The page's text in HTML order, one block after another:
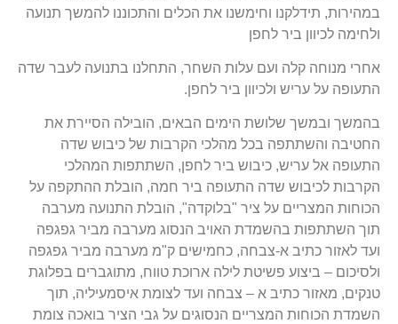
במהירות, תידלקנו וחימשנו את הכלים והתכוננו להמשך תנועה
ולחימה לכיוון ביר לחפן
אחרי מנוחה קלה ועם עלות השחר, התחלנו בתנועה לעבר שדה
התעופה על עריש ולכיוון ביר לחפן.
בהמשך ובמשך שלושת הימים הבאים, הובילה הסיירת את
החטיבה והשתתפה בכל מהלכי הקרבות של כיבוש שדה
התעופה אל עריש, כיבוש ביר לחפן, השתתפות המהלכי
הקרבות לכיבוש שדה התעופה ביר חמה, הובלת ההתקפה על
הכוחות המצריים על ציר "בלוקדה", הובלת התנועה מערבה
תוך השתתפות בהשמדת האויב הנסוג מערבה מביר גפגפה
ועד לאזור כתיב א-צבחה, כחמישים ק"מ מערבה מביר גפגפה
ולסיכום – ביצוע פשיטת לילה ארוכת טווח, מתוגברים בפלוגת
טנקים, מאזור כתיב א – צבחה ועד לצומת איסמעיליה, תוך
השמדת הכוחות המצריים הנסוגים על גבי הציר בואכה צומת